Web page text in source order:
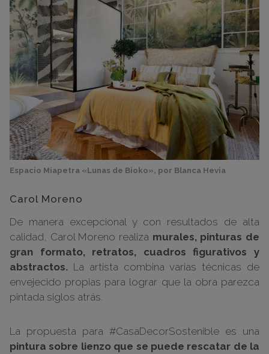
Espacio Miapetra «Lunas de Bioko», por Blanca Hevia
Carol Moreno
De manera excepcional y con resultados de alta
calidad, Carol Moreno realiza murales, pinturas de
gran formato, retratos, cuadros figurativos y
abstractos. La artista combina varias técnicas de
envejecido propias para lograr que la obra parezca
pintada siglos atrás.
La propuesta para #CasaDecorSostenible es una
pintura sobre lienzo que se puede rescatar de la